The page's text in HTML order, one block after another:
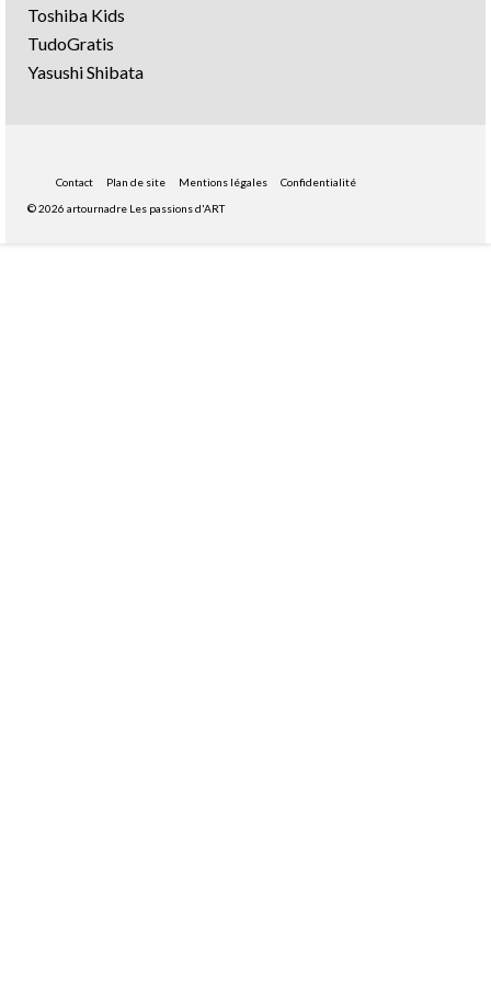
Toshiba Kids
TudoGratis
Yasushi Shibata
Contact Plan de site Mentions légales
Confidentialité
© 2026 artournadre Les passions d'ART